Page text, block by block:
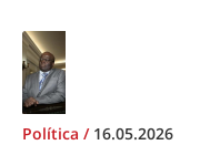
Política / 16.05.2026